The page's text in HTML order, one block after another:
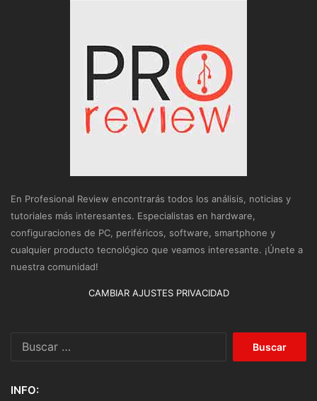
En Profesional Review encontrarás todos los análisis, noticias y
tutoriales más interesantes. Especialistas en hardware,
configuraciones de PC, periféricos, software, smartphone y
cualquier producto tecnológico que veamos interesante. ¡Únete a
nuestra comunidad!
CAMBIAR AJUSTES PRIVACIDAD
INFO: